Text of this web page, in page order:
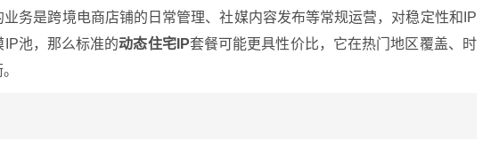
务是跨境电商店铺的日常管理、社媒内容发布等常规运营，对稳定性和IP
IP池，那么标准的动态住宅IP套餐可能更具性价比，它在热门地区覆盖、时